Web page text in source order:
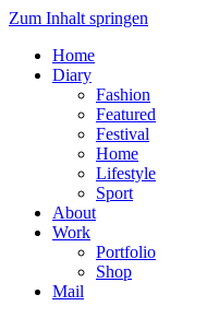
Zum Inhalt springen
Home
Diary
Fashion
Featured
Festival
Home
Lifestyle
Sport
About
Work
Portfolio
Shop
Mail